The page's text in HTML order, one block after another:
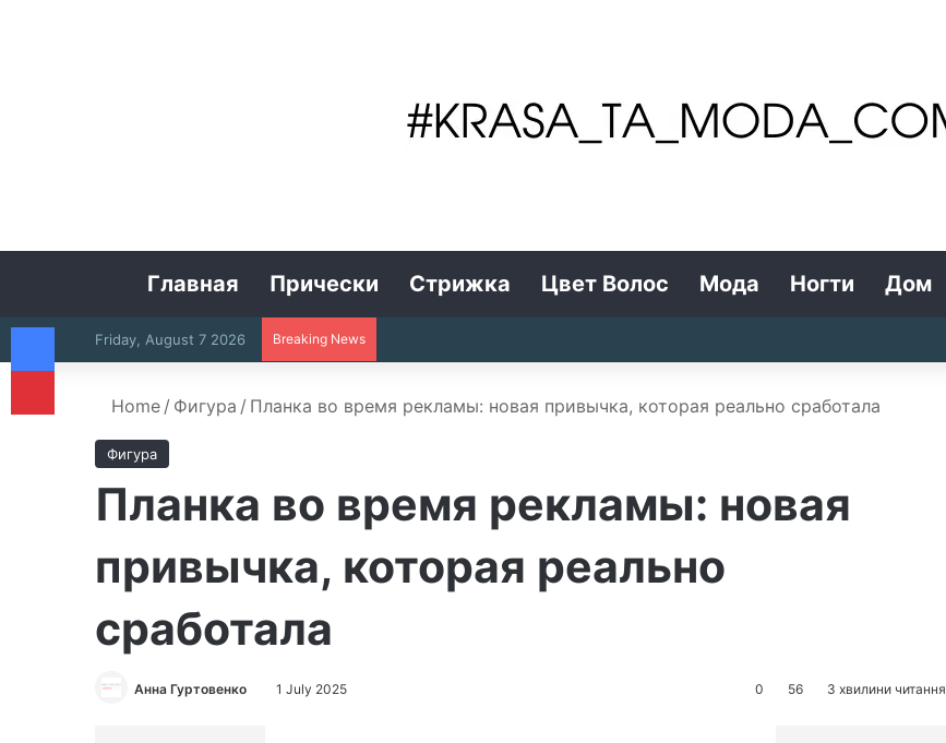
Главная Прически Стрижка Цвет Волос Мода Ногти Дом
Friday, August 7 2026 Breaking News
Home / Фигура / Планка во время рекламы: новая привычка, которая реально сработала
Фигура
Планка во время рекламы: новая
привычка, которая реально
сработала
Анна Гуртовенко 1 July 2025 0 56 3 хвилини читання